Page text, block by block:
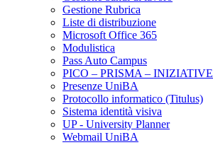
Gestione Rubrica
Liste di distribuzione
Microsoft Office 365
Modulistica
Pass Auto Campus
PICO – PRISMA – INIZIATIVE
Presenze UniBA
Protocollo informatico (Titulus)
Sistema identità visiva
UP - University Planner
Webmail UniBA